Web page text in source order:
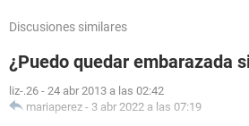
Discusiones similares
¿Puedo quedar embarazada
liz-.26 - 24 abr 2013 a las 02:42
mariaperez - 3 abr 2022 a las 07:19